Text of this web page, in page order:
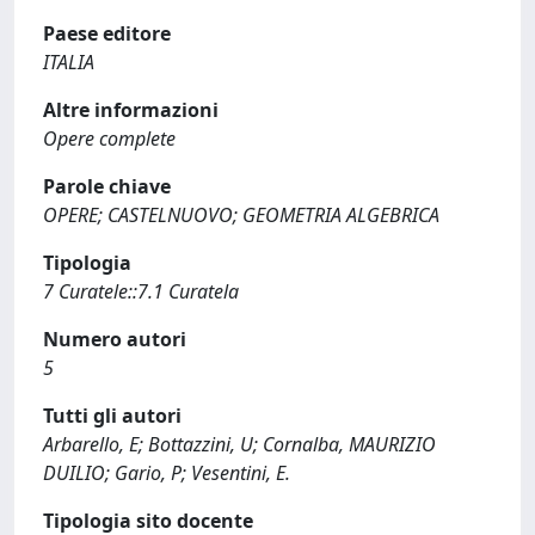
Paese editore
ITALIA
Altre informazioni
Opere complete
Parole chiave
OPERE; CASTELNUOVO; GEOMETRIA ALGEBRICA
Tipologia
7 Curatele::7.1 Curatela
Numero autori
5
Tutti gli autori
Arbarello, E; Bottazzini, U; Cornalba, MAURIZIO
DUILIO; Gario, P; Vesentini, E.
Tipologia sito docente